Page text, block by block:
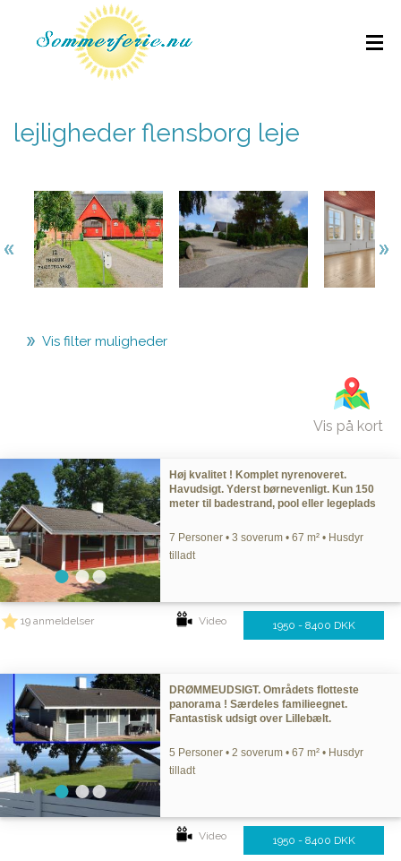
lejligheder flensborg leje
Vis filter muligheder
Vis på kort
Høj kvalitet ! Komplet nyrenoveret.
Havudsigt. Yderst børnevenligt. Kun 150
meter til badestrand, pool eller legeplads
7 Personer • 3 soverum • 67 m² • Husdyr
tilladt
19 anmeldelser Video 1950 - 8400 DKK
DRØMMEUDSIGT. Områdets flotteste
panorama ! Særdeles familieegnet.
Fantastisk udsigt over Lillebælt.
5 Personer • 2 soverum • 67 m² • Husdyr
tilladt
Video 1950 - 8400 DKK